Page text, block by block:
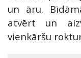
un āru.
atvērt un
vienkāršu